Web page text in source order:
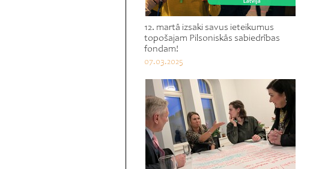
12. martā izsaki savus ieteikumus
topošajam Pilsoniskās sabiedrības
fondam!
07.03.2025